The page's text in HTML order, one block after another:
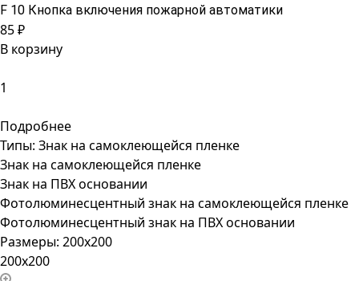
F 10 Кнопка включения пожарной автоматики
85 ₽
В корзину
Подробнее
Типы: Знак на самоклеющейся пленке
Знак на самоклеющейся пленке
Знак на ПВХ основании
Фотолюминесцентный знак на самоклеющейся пленке
Фотолюминесцентный знак на ПВХ основании
Размеры: 200x200
200x200